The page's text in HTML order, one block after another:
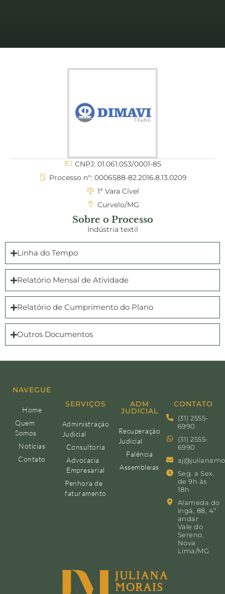
CNPJ: 01.061.053/0001-85
Processo n°: 0006588-82.2016.8.13.0209
1ª Vara Cível
Curvelo/MG
Sobre o Processo
Indústria textil
Linha do Tempo
Relatório Mensal de Atividade
Relatório de Cumprimento do Plano
Outros Documentos
NAVEGUE
Home
Quem
Somos
Notícias
Contato
SERVIÇOS
Administração
Judicial
Consultoria
Advocacia
Empresarial
Penhora de
faturamento
ADM
JUDICIAL
Recuperação
Judicial
Falência
Assembleias
CONTATO
(31) 2555-
6990
(31) 2555-
6990
Seg. a Sex.
de 9h às
18h
Alameda do
ingá, 88, 4º
andar
Vale do
Sereno,
Nova
Lima/MG